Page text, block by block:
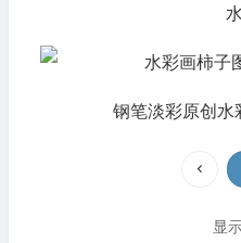
钢笔淡彩原创水
显